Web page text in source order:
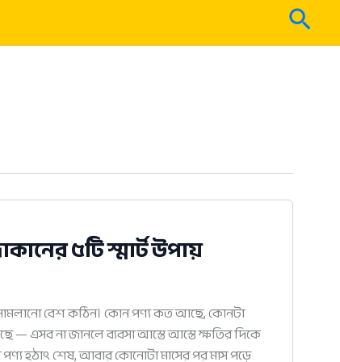
৫টি স্মার্ট উপায়
বেশ কঠিন। কোন পণ্য কত আছে, কোনটা
— এসব না জানলে ব্যবসা আস্তে আস্তে ক্ষতির দিকে
হঠাৎ শেষ, আবার কোনোটা মাসের পর মাস পড়ে